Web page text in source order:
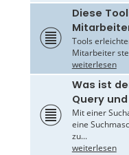
Diese
Tools
Mitarbeiter
weiterlesen
Was ist
Query
Mit einer
eine
zu...
weiterlesen